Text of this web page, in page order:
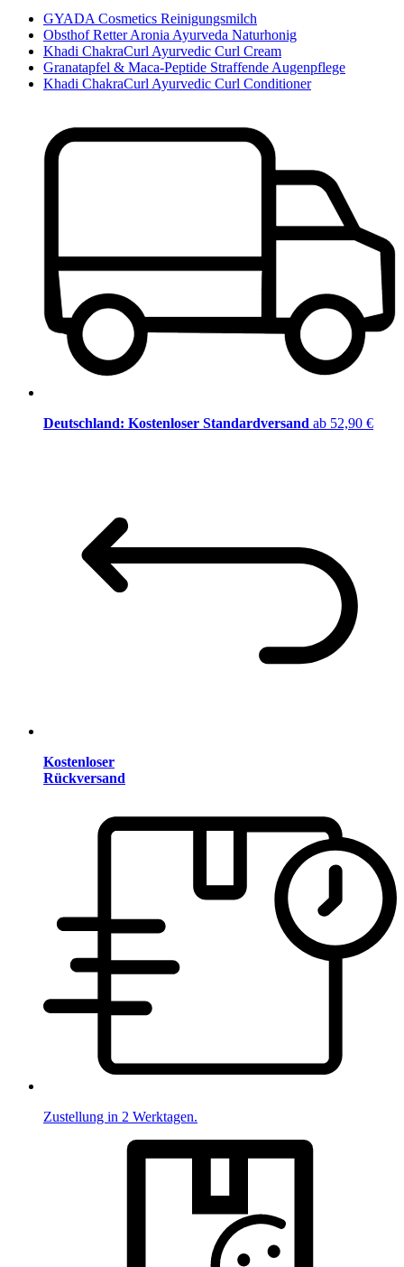
GYADA Cosmetics Reinigungsmilch
Obsthof Retter Aronia Ayurveda Naturhonig
Khadi ChakraCurl Ayurvedic Curl Cream
Granatapfel & Maca-Peptide Straffende Augenpflege
Khadi ChakraCurl Ayurvedic Curl Conditioner
Deutschland: Kostenloser Standardversand ab 52,90 €
Kostenloser
Rückversand
Zustellung in 2 Werktagen.